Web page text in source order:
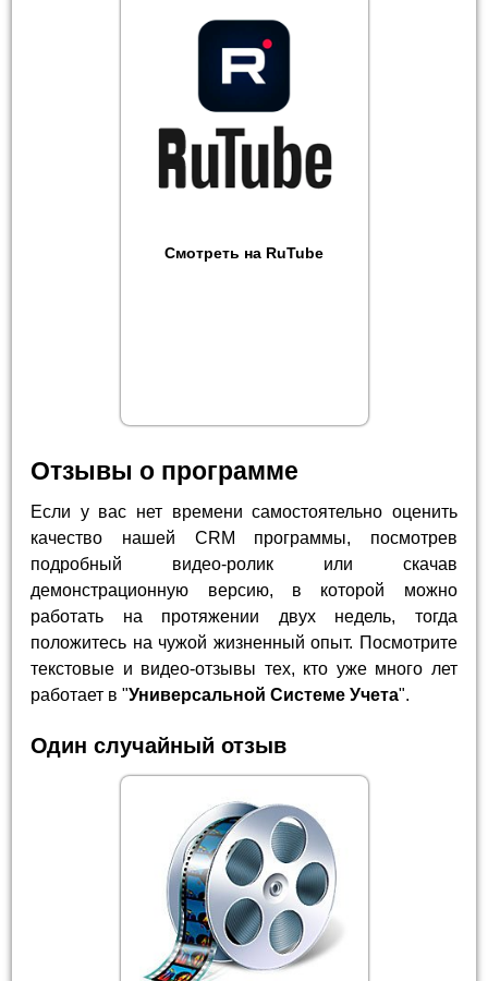
Смотреть на RuTube
Отзывы о программе
Если у вас нет времени самостоятельно оценить
качество нашей CRM программы, посмотрев
подробный видео-ролик или скачав
демонстрационную версию, в которой можно
работать на протяжении двух недель, тогда
положитесь на чужой жизненный опыт. Посмотрите
текстовые и видео-отзывы тех, кто уже много лет
работает в "Универсальной Системе Учета".
Один случайный отзыв